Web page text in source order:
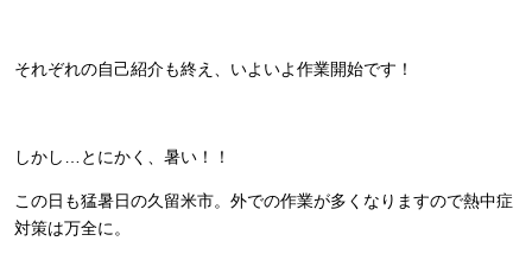
それぞれの自己紹介も終え、いよいよ作業開始です！
しかし…とにかく、暑い！！
この日も猛暑日の久留米市。外での作業が多くなりますので熱中症
対策は万全に。